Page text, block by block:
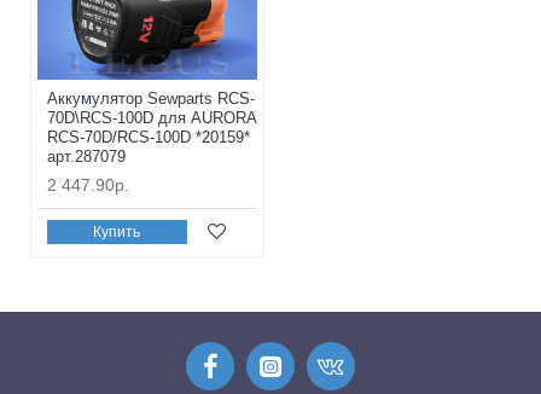
Аккумулятор Sewparts RCS-
70D\RCS-100D для AURORA
RCS-70D/RCS-100D *20159*
арт.287079
2 447.90р.
Купить